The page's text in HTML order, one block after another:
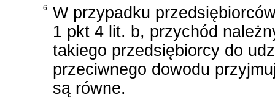
6. W przypadku
1 pkt 4 lit. b, przychód
takiego przedsiębiorcy do
przeciwnego dowodu
są równe.